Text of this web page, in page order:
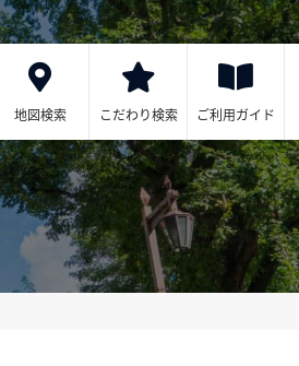
地図検索 こだわり検索 ご利用ガイド